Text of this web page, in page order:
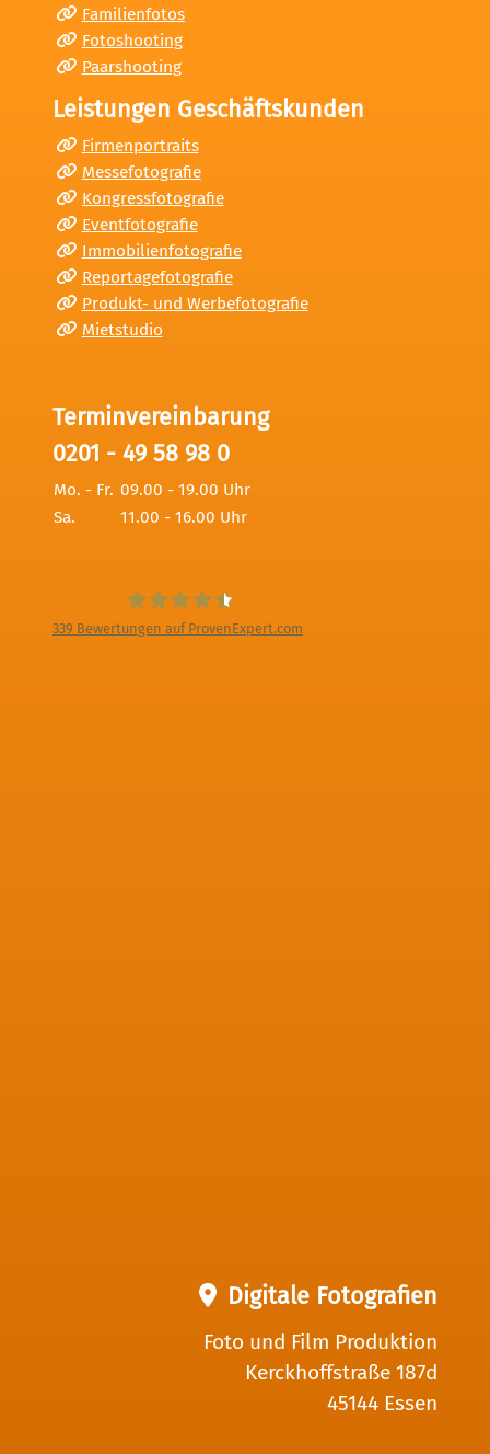
Familienfotos
Fotoshooting
Paarshooting
Leistungen Geschäftskunden
Firmenportraits
Messefotografie
Kongressfotografie
Eventfotografie
Immobilienfotografie
Reportagefotografie
Produkt- und Werbefotografie
Mietstudio
Terminvereinbarung
0201 - 49 58 98 0
Mo. - Fr. 09.00 - 19.00 Uhr
Sa.
11.00 - 16.00 Uhr
339 Bewertungen auf ProvenExpert.com
Digitale Fotografien
Foto und Film Produktion
Kerckhoffstraße 187d
45144 Essen